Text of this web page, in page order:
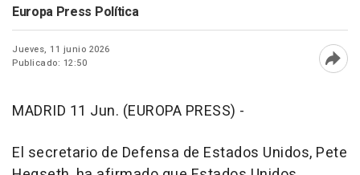
Europa Press Política
Jueves, 11 junio 2026
Publicado: 12:50
MADRID 11 Jun. (EUROPA PRESS) -
El secretario de Defensa de Estados Unidos, Pete